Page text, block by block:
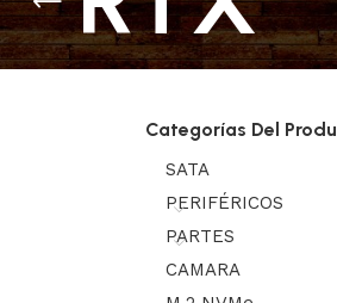
Categorías Del
SATA
PERIFÉRICOS
PARTES
CAMARA